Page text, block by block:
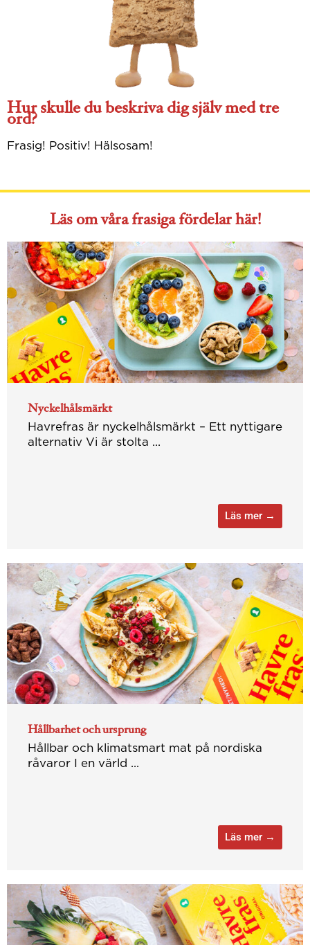
Hur skulle du beskriva dig själv med tre
ord?
Frasig! Positiv! Hälsosam!
Läs om våra frasiga fördelar här!
Nyckelhålsmärkt
Havrefras är nyckelhålsmärkt – Ett nyttigare
alternativ Vi är stolta ...
Läs mer →
Hållbarhet och ursprung
Hållbar och klimatsmart mat på nordiska
råvaror I en värld ...
Läs mer →